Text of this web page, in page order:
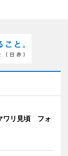
ワリ見頃 フォ